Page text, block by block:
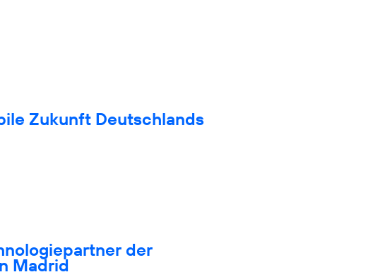
Zukunft Deutschlands
der
Madrid